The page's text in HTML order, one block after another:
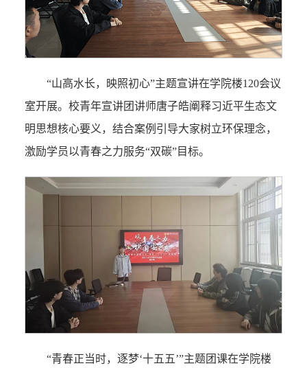
“山高水长，映照初心”主题宣讲在学院楼120会议
室开展。校青年宣讲团讲师唐子皓阐释习近平生态文
明思想核心要义，结合案例引导大家树立环保理念，
激励学员以青春之力服务“双碳”目标。
“青春正当时，逐梦‘十五五’”主题团课在学院楼